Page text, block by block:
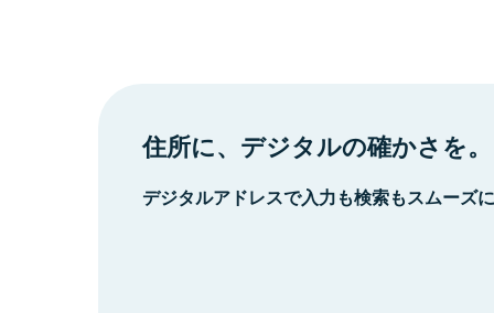
住所に、デジタルの確かさを。
デジタルアドレスで入力も検索もスムーズ